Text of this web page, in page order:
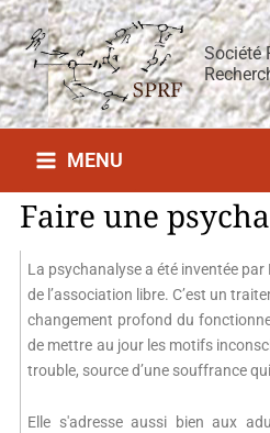
Aller
au
contenu
Société
MENU
Faire une
La psychanalyse a été inventée par
de l’association libre. C’est un
changement profond du
de mettre au jour les motifs
trouble, source d’une souffrance
Elle s'adresse aussi bien aux